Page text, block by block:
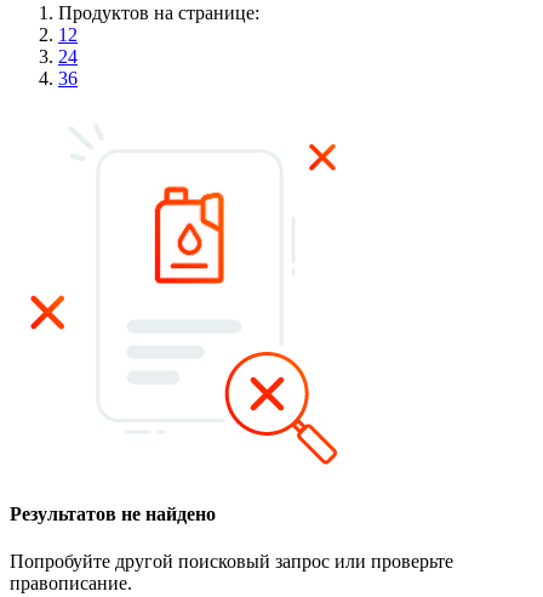
Продуктов на странице:
12
24
36
Результатов не найдено
Попробуйте другой поисковый запрос или проверьте
правописание.